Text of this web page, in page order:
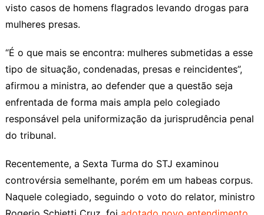
visto casos de homens flagrados levando drogas para
mulheres presas.
“É o que mais se encontra: mulheres submetidas a esse
tipo de situação, condenadas, presas e reincidentes”,
afirmou a ministra, ao defender que a questão seja
enfrentada de forma mais ampla pelo colegiado
responsável pela uniformização da jurisprudência penal
do tribunal.
Recentemente, a Sexta Turma do STJ examinou
controvérsia semelhante, porém em um habeas corpus.
Naquele colegiado, seguindo o voto do relator, ministro